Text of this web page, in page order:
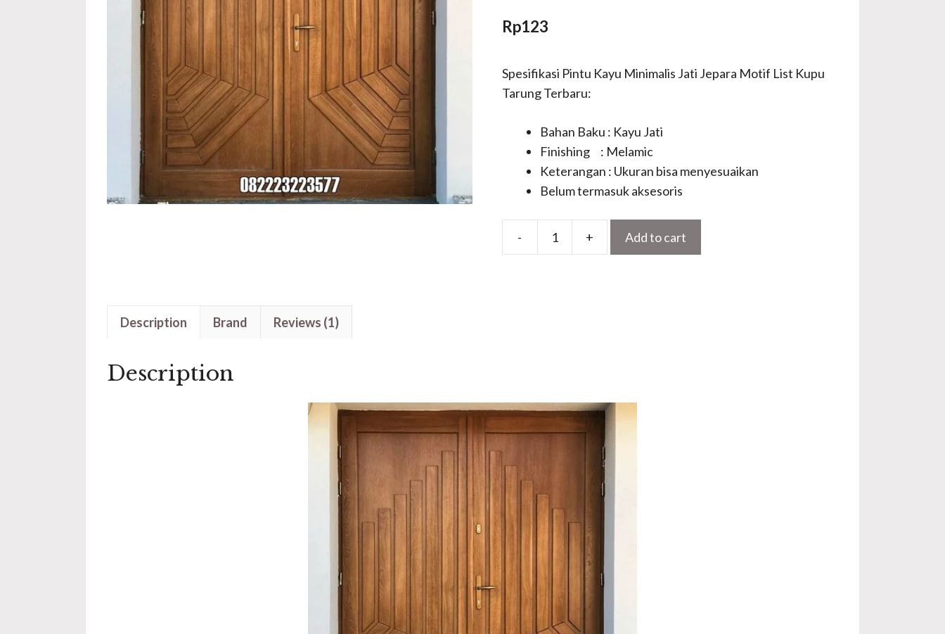
Rp123
Spesifikasi Pintu Kayu Minimalis Jati Jepara Motif List Kupu
Tarung Terbaru:
Bahan Baku : Kayu Jati
Finishing : Melamic
Keterangan : Ukuran bisa menyesuaikan
Belum termasuk aksesoris
-
Tarung
Terbaru
+ Add to cart
Description Brand Reviews (1)
Description